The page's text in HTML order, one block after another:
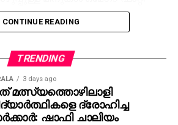
ഉറവിടമാണ്.
രക്തക്കുഴലുകള്‍ എന്നിവയുടെ
സഹായിക്കുന്നു.
കോശഭിത്തി സംരക്ഷിക്കുന്നതിലും
CONTINUE READING
TRENDING
3 days ago
മത്സ്യത്തൊഴിലാളി
ദ്രോഹിച്ച
ഷാഫി ചാലിയം